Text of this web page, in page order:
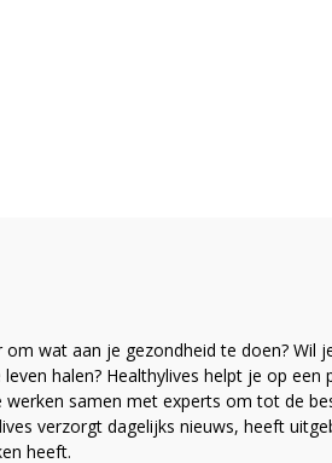
wat aan je gezondheid te doen? Wil
halen? Healthylives helpt je op
werken samen met experts om tot de
verzorgt dagelijks nieuws, heeft
heeft.